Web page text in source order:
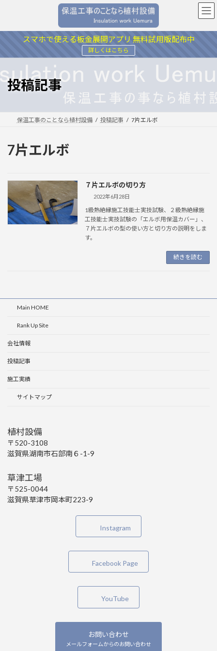
ン
キ
ッ
ー
に
移
スマホで使える板金展開アプリ 無料試用版配布中
詳しくはこちら
投稿記事
保温工事のことなら植村設備 投稿記事 7片エルボ
7片エルボ
７片エルボの切り方
2022年6月28日
1級熱絶縁施工技能士実技試験、２級熱絶縁施
工技能士実技試験の「エルボ用保温カバー」、
７片エルボの型の使い方と切り方の説明をしま
す。
続きを読む
Main HOME
Rank Up Site
会社情報
投稿記事
施工実績
サイトマップ
植村設備
〒520-3108
滋賀県湖南市石部南６-1-9
草津工場
〒525-0044
滋賀県草津市岡本町223-9
Instagram
Facebook Page
YouTube
お問い合わせ
メールフォームからのお問い合わせ